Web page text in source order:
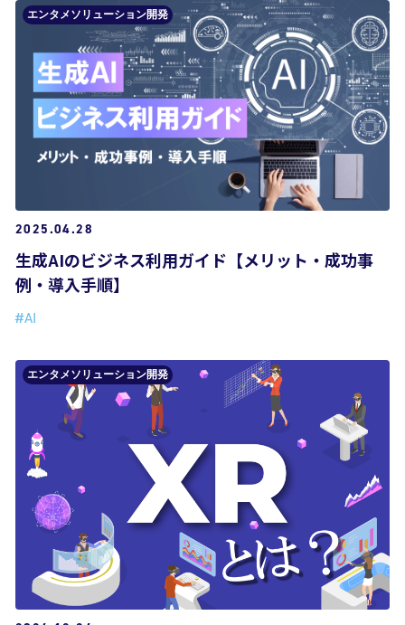
エンタメソリューション開発
2025.04.28
生成AIのビジネス利用ガイド【メリット・成功事
例・導入手順】
#AI
エンタメソリューション開発